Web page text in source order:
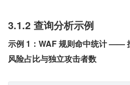
3.1.2 查询分析示例
示例 1：WAF 规则命中统计 ——
风险占比与独立攻击者数